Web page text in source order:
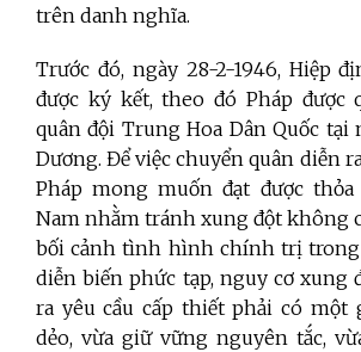
trên danh nghĩa.
Trước đó, ngày 28-2-1946, Hiệp
được ký kết, theo đó Pháp được
quân đội Trung Hoa Dân Quốc tại
Dương. Để việc chuyển quân diễn
Pháp mong muốn đạt được
Nam nhằm tránh xung đột không
bối cảnh tình hình chính trị trong
diễn biến phức tạp, nguy cơ xung
ra yêu cầu cấp thiết phải có một
dẻo, vừa giữ vững nguyên tắc,